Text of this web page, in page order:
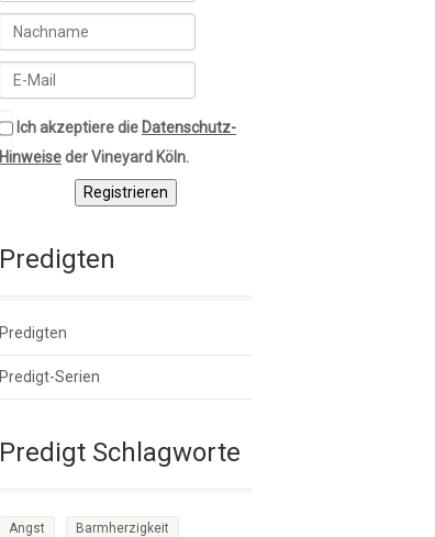
Ich akzeptiere die Datenschutz-
Hinweiseder Vineyard Köln.
Registrieren
Predigten
Predigten
Predigt-Serien
Predigt Schlagworte
Angst Barmherzigkeit